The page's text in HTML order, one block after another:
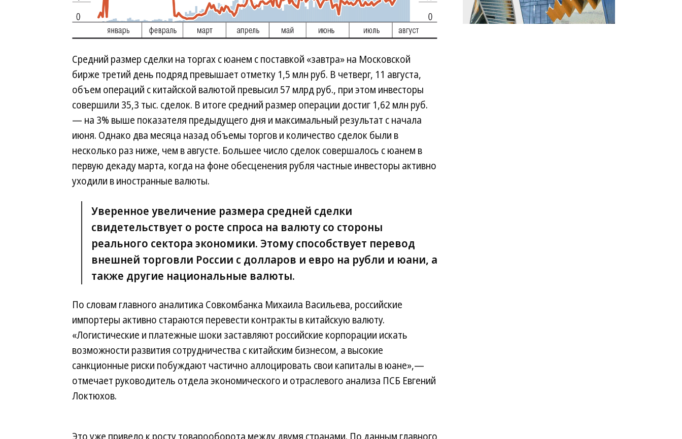
Средний размер сделки на торгах с юанем с поставкой «завтра» на Московской
бирже третий день подряд превышает отметку 1,5 млн руб. В четверг, 11 августа,
объем операций с китайской валютой превысил 57 млрд руб., при этом инвесторы
совершили 35,3 тыс. сделок. В итоге средний размер операции достиг 1,62 млн руб.
— на 3% выше показателя предыдущего дня и максимальный результат с начала
июня. Однако два месяца назад объемы торгов и количество сделок были в
несколько раз ниже, чем в августе. Большее число сделок совершалось с юанем в
первую декаду марта, когда на фоне обесценения рубля частные инвесторы активно
уходили в иностранные валюты.
Уверенное увеличение размера средней сделки
свидетельствует о росте спроса на валюту со стороны
реального сектора экономики. Этому способствует перевод
внешней торговли России с долларов и евро на рубли и юани, а
также другие национальные валюты.
По словам главного аналитика Совкомбанка Михаила Васильева, российские
импортеры активно стараются перевести контракты в китайскую валюту.
«Логистические и платежные шоки заставляют российские корпорации искать
возможности развития сотрудничества с китайским бизнесом, а высокие
санкционные риски побуждают частично аллоцировать свои капиталы в юане»,—
отмечает руководитель отдела экономического и отраслевого анализа ПСБ Евгений
Локтюхов.